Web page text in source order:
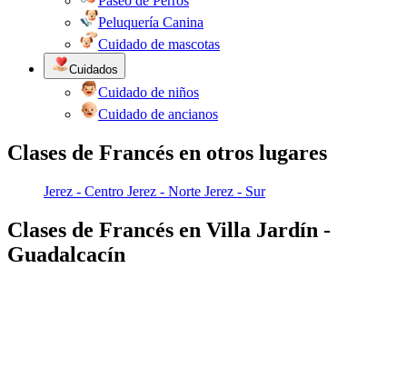
Peluquería Canina
Cuidado de mascotas
Cuidados
Cuidado de niños
Cuidado de ancianos
Clases de Francés en otros lugares
Jerez - Centro Jerez - Norte Jerez - Sur
Clases de Francés en Villa Jardín -
Guadalcacín